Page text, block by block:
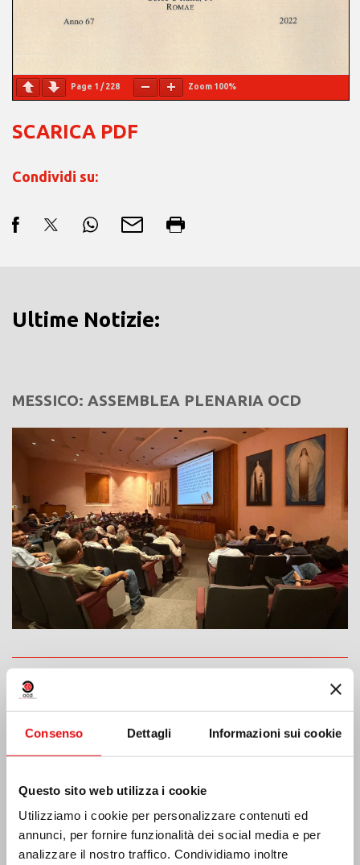
Consenso Dettagli Informazioni sui cookie
Questo sito web utilizza i cookie
Utilizziamo i cookie per personalizzare contenuti ed
annunci, per fornire funzionalità dei social media e per
analizzare il nostro traffico. Condividiamo inoltre
Page 1 /228 Zoom 100%
SCARICA PDF
Condividi su:
Ultime Notizie:
MESSICO: ASSEMBLEA PLENARIA OCD
India: Benedizione e inaugurazione del
“Lumen Carmeli”